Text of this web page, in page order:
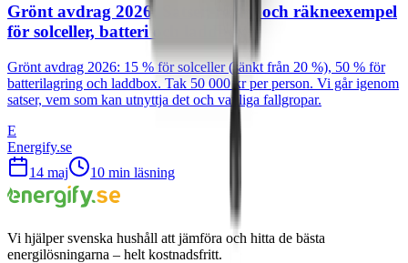
Grönt avdrag 2026: Satser, regler och räkneexempel
för solceller, batteri och laddbox
Grönt avdrag 2026: 15 % för solceller (sänkt från 20 %), 50 % för
batterilagring och laddbox. Tak 50 000 kr per person. Vi går igenom
satser, vem som kan utnyttja det och vanliga fallgropar.
E
Energify.se
14 maj
10 min läsning
Vi hjälper svenska hushåll att jämföra och hitta de bästa
energilösningarna – helt kostnadsfritt.